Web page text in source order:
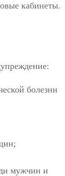
кабинеты.
болезни
мужчин и